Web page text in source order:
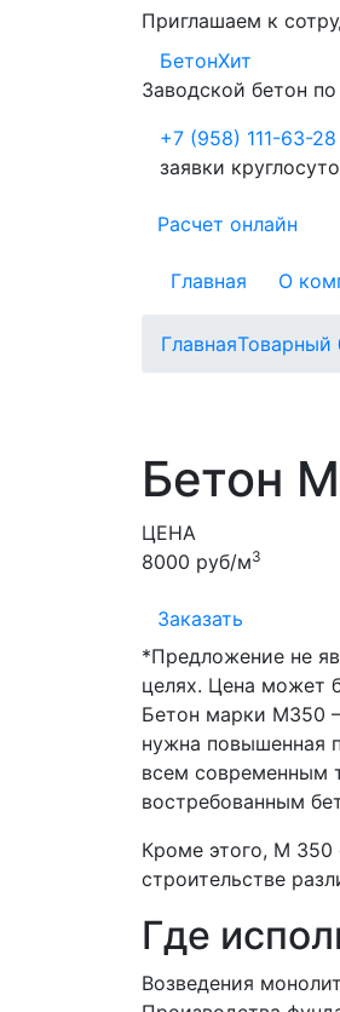
Приглашаем к
БетонХит
Заводской бетон
+7 (958) 111-63-28
заявки
Расчет онлайн
Главная О
ГлавнаяТоварный
Бетон
ЦЕНА
8000 руб/м3
Заказать
*Предложение не
целях. Цена может
Бетон марки М350
нужна повышенная
всем современным
востребованным
Кроме этого, М 350
строительстве
Где
Возведения